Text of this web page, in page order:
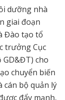
dưỡng nhà
giai đoạn
Đào tạo tổ
trưởng Cục
GD&ĐT) cho
chuyển biến
cán bộ quản lý
đẩy mạnh,